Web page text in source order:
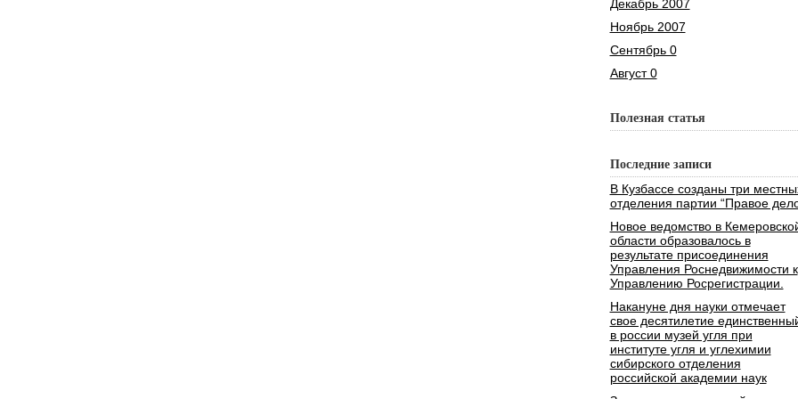
Декабрь 2007
Ноябрь 2007
Сентябрь 0
Август 0
Полезная статья
Последние записи
В Кузбассе созданы три
отделения партии “Правое
Новое ведомство в
области образовалось в
результате присоединения
Управления Роснедвижимости к
Управлению Росрегистрации.
Накануне дня науки отмечает
свое десятилетие
в россии музей угля при
институте угля и углехимии
сибирского отделения
российской академии наук